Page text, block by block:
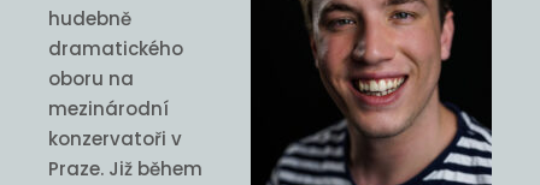
hudebně
dramatického
oboru na
mezinárodní
konzervatoři v
Praze. Již během